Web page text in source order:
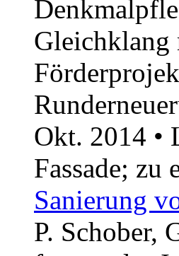
Gleichklang
Okt. 2014 •
Fassade;
Sanie­rung
P. Schober,